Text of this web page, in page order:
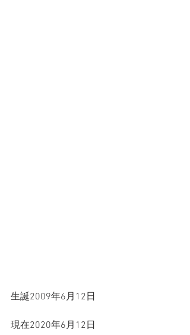
生誕2009年6月12日
現在2020年6月12日